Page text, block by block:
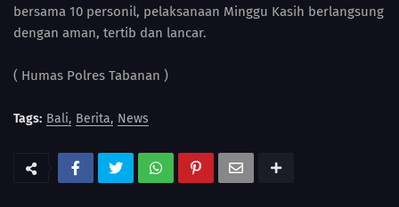
bersama 10 personil, pelaksanaan Minggu Kasih berlangsung
dengan aman, tertib dan lancar.
( Humas Polres Tabanan )
Tags: Bali Berita News